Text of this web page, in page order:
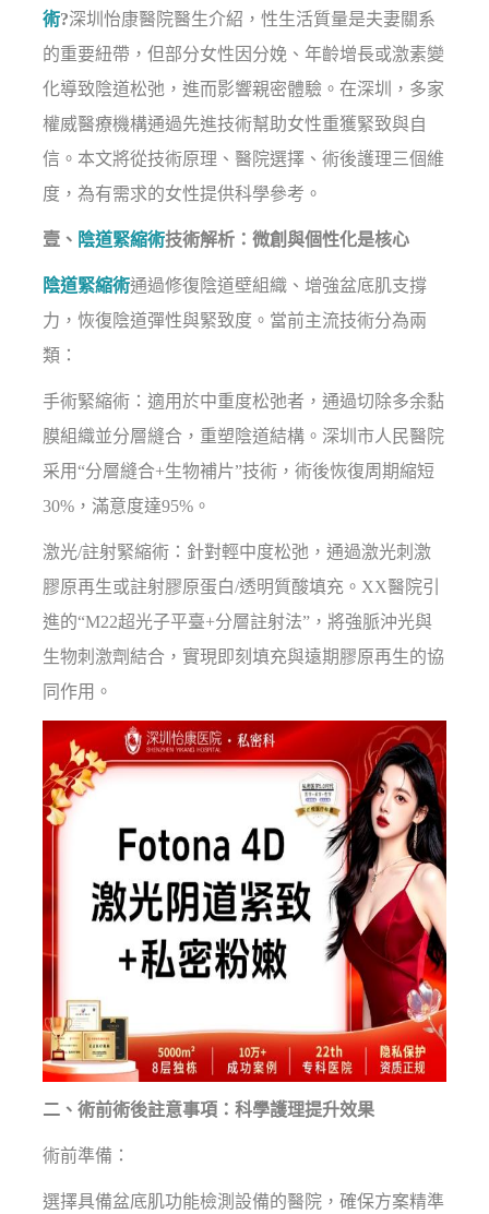
術?深圳怡康醫院醫生介紹，性生活質量是夫妻關系
的重要紐帶，但部分女性因分娩、年齡增長或激素變
化導致陰道松弛，進而影響親密體驗。在深圳，多家
權威醫療機構通過先進技術幫助女性重獲緊致與自
信。本文將從技術原理、醫院選擇、術後護理三個維
度，為有需求的女性提供科學參考。
壹、 陰道緊縮術技術解析：微創與個性化是核心
陰道緊縮術通過修復陰道壁組織、增強盆底肌支撐
力，恢復陰道彈性與緊致度。當前主流技術分為兩
類：
手術緊縮術：適用於中重度松弛者，通過切除多余黏
膜組織並分層縫合，重塑陰道結構。深圳市人民醫院
采用“分層縫合+生物補片”技術，術後恢復周期縮短
30%，滿意度達95%。
激光/註射緊縮術：針對輕中度松弛，通過激光刺激
膠原再生或註射膠原蛋白/透明質酸填充。XX醫院引
進的“M22超光子平臺+分層註射法”，將強脈沖光與
生物刺激劑結合，實現即刻填充與遠期膠原再生的協
同作用。
二、術前術後註意事項：科學護理提升效果
術前準備：
選擇具備盆底肌功能檢測設備的醫院，確保方案精準